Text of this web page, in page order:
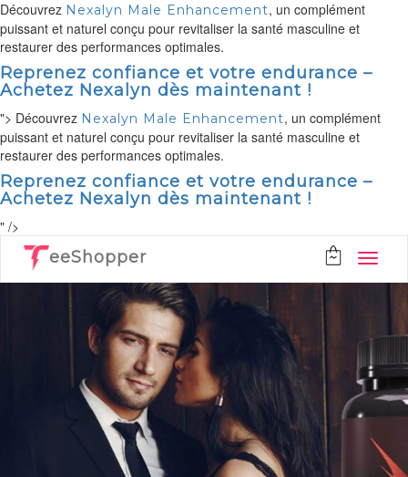
Découvrez Nexalyn Male Enhancement, un complément
puissant et naturel conçu pour revitaliser la santé masculine et
restaurer des performances optimales.
Reprenez confiance et votre endurance –
Achetez Nexalyn dès maintenant !
"> Découvrez Nexalyn Male Enhancement, un complément
puissant et naturel conçu pour revitaliser la santé masculine et
restaurer des performances optimales.
Reprenez confiance et votre endurance –
Achetez Nexalyn dès maintenant !
" />
eeShopper